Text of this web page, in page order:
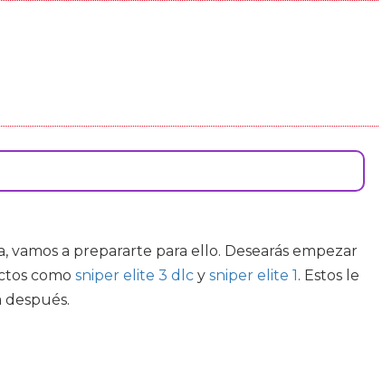
vamos a prepararte para ello. Desearás empezar
como sniper elite 3 dlc y sniper elite 1. Estos le